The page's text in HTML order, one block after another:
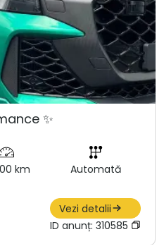
✨
km Automată
Vezi detalii
ID anunț: 310585